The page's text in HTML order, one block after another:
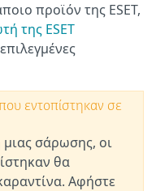
προϊόν της ESET,
της ESET
εντοπίστηκαν σε
σάρωσης, οι
θα
Αφήστε